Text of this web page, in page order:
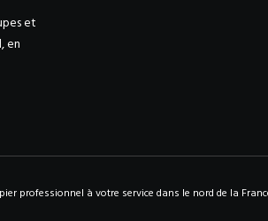
et
en
professionnel à votre service dans le nord de la